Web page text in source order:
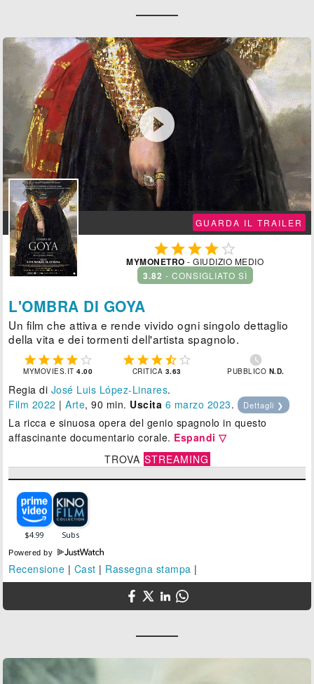

GUARDA IL TRAILER
 
MYMONETRO - GIUDIZIO MEDIO
3.82 - CONSIGLIATO SÌ
L'OMBRA DI GOYA
Un film che attiva e rende vivido ogni singolo dettaglio
della vita e dei tormenti dell'artista spagnolo.
    
MYMOVIES.IT4.00
    
CRITICA 3.63

PUBBLICO N.D.
Regia di José Luis López-Linares.
Film 2022 |Arte, 90 min. Uscita 6 marzo 2023. Dettagli ❯
La ricca e sinuosa opera del genio spagnolo in questo
affascinante documentario corale. Espandi ▽
TROVA STREAMING
Powered by
Recensione | Cast | Rassegna stampa |